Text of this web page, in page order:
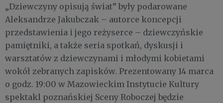
„Dziewczyny opisują świat” były podarowane
Aleksandrze Jakubczak – autorce koncepcji
przedstawienia i jego reżyserce – dziewczyńskie
pamiętniki, a także seria spotkań, dyskusji i
warsztatów z dziewczynami i młodymi kobietami
wokół zebranych zapisków. Prezentowany 14 marca
o godz. 19:00 w Mazowieckim Instytucie Kultury
spektakl poznańskiej Sceny Roboczej będzie